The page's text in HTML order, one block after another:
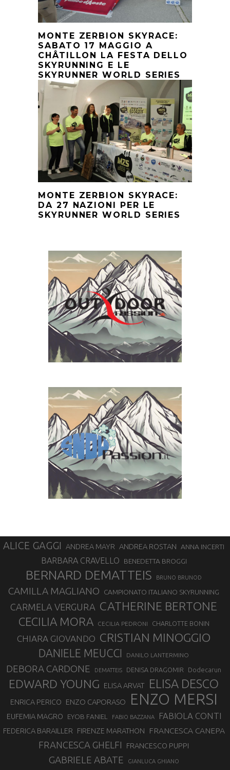
MONTE ZERBION SKYRACE:
SABATO 17 MAGGIO A
CHÂTILLON LA FESTA DELLO
SKYRUNNING E LE
SKYRUNNER WORLD SERIES
MONTE ZERBION SKYRACE:
DA 27 NAZIONI PER LE
SKYRUNNER WORLD SERIES
ALICE GAGGI ANDREA MAYR ANDREA ROSTAN ANNA INCERTI
BARBARA CRAVELLO BENEDETTA BROGGI
BERNARD DEMATTEIS BRUNO BRUNOD
CAMILLA MAGLIANO CAMPIONATO ITALIANO SKYRUNNING
CARMELA VERGURA CATHERINE BERTONE
CECILIA MORA CECILIA PEDRONI CHARLOTTE BONIN
CHIARA GIOVANDO CRISTIAN MINOGGIO
DANIELE MEUCCI DANILO LANTERMINO
DEBORA CARDONE DEMATTEIS DENISA DRAGOMIR Dodecarun
EDWARD YOUNG ELISA ARVAT ELISA DESCO
ENRICA PERICO ENZO CAPORASO ENZO MERSI
EUFEMIA MAGRO EYOB FANIEL FABIO BAZZANA FABIOLA CONTI
FEDERICA BARAILLER FIRENZE MARATHON FRANCESCA CANEPA
FRANCESCA GHELFI FRANCESCO PUPPI
GABRIELE ABATE GIANLUCA GHIANO